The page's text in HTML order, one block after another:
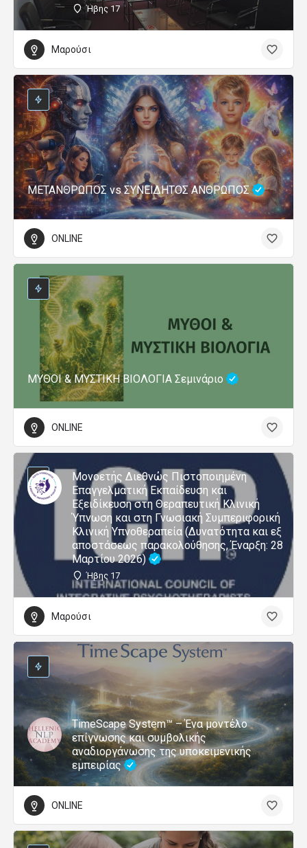
Ήβης 17
Μαρούσι
ΜΕΤΑΝΘΡΩΠΟΣ vs ΣΥΝΕΙΔΗΤΟΣ ΑΝΘΡΩΠΟΣ
ONLINE
ΜΥΘΟΙ & ΜΥΣΤΙΚΗ ΒΙΟΛΟΓΙΑ Σεμινάριο
ONLINE
Μονοετής Διεθνώς Πιστοποιημένη
Επαγγελματική Εκπαίδευση και
Εξειδίκευση στη Θεραπευτική Κλινική
Ύπνωση και στη Γνωσιακή Συμπεριφορική
Κλινική Υπνοθεραπεία (Δυνατότητα και εξ
αποστάσεως παρακολούθησης, Έναρξη: 28
Μαρτίου 2026)
Ήβης 17
Μαρούσι
TimeScape System™ – Ένα μοντέλο
επίγνωσης και συμβολικής
αναδιοργάνωσης της υποκειμενικής
εμπειρίας
ONLINE